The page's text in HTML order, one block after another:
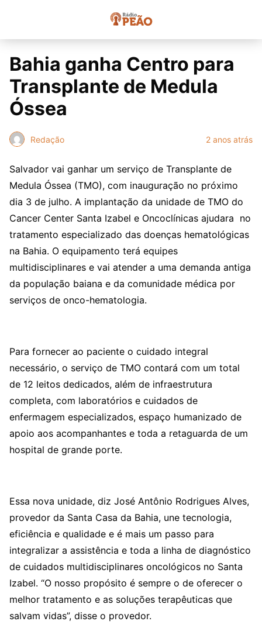
Bahia ganha Centro para
Transplante de Medula
Óssea
Redação 2 anos atrás
Salvador vai ganhar um serviço de Transplante de
Medula Óssea (TMO), com inauguração no próximo
dia 3 de julho. A implantação da unidade de TMO do
Cancer Center Santa Izabel e Oncoclínicas ajudara no
tratamento especializado das doenças hematológicas
na Bahia. O equipamento terá equipes
multidisciplinares e vai atender a uma demanda antiga
da população baiana e da comunidade médica por
serviços de onco-hematologia.
Para fornecer ao paciente o cuidado integral
necessário, o serviço de TMO contará com um total
de 12 leitos dedicados, além de infraestrutura
completa, com laboratórios e cuidados de
enfermagem especializados, espaço humanizado de
apoio aos acompanhantes e toda a retaguarda de um
hospital de grande porte.
Essa nova unidade, diz José Antônio Rodrigues Alves,
provedor da Santa Casa da Bahia, une tecnologia,
eficiência e qualidade e é mais um passo para
integralizar a assistência e toda a linha de diagnóstico
de cuidados multidisciplinares oncológicos no Santa
Izabel. “O nosso propósito é sempre o de oferecer o
melhor tratamento e as soluções terapêuticas que
salvam vidas”, disse o provedor.